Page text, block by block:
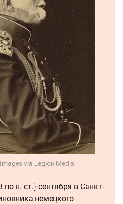
via Legion Media
по н. ст.) сентября в Санкт-
немецкого